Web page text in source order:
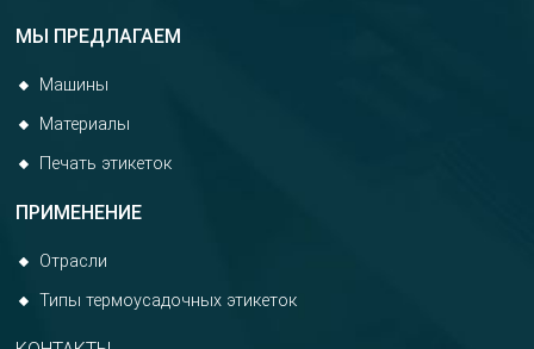
МЫ ПРЕДЛАГАЕМ
Машины
Материалы
Печать этикеток
ПРИМЕНЕНИЕ
Отрасли
Типы термоусадочных этикеток